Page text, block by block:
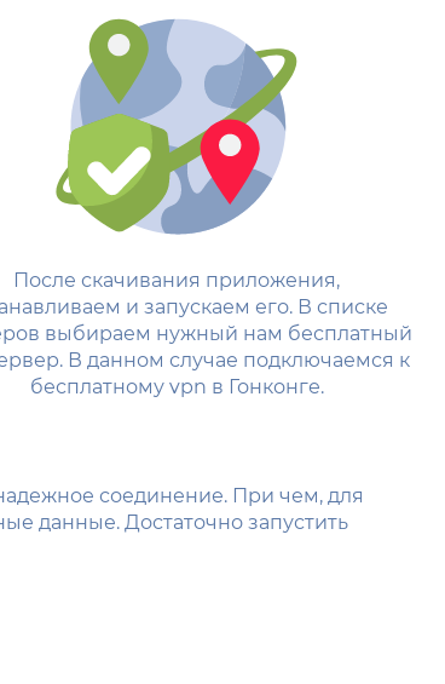
После скачивания приложения,
и запускаем его. В списке
выбираем нужный нам бесплатный
В данном случае подключаемся к
бесплатному vpn в Гонконге.
соединение. При чем, для
данные. Достаточно запустить